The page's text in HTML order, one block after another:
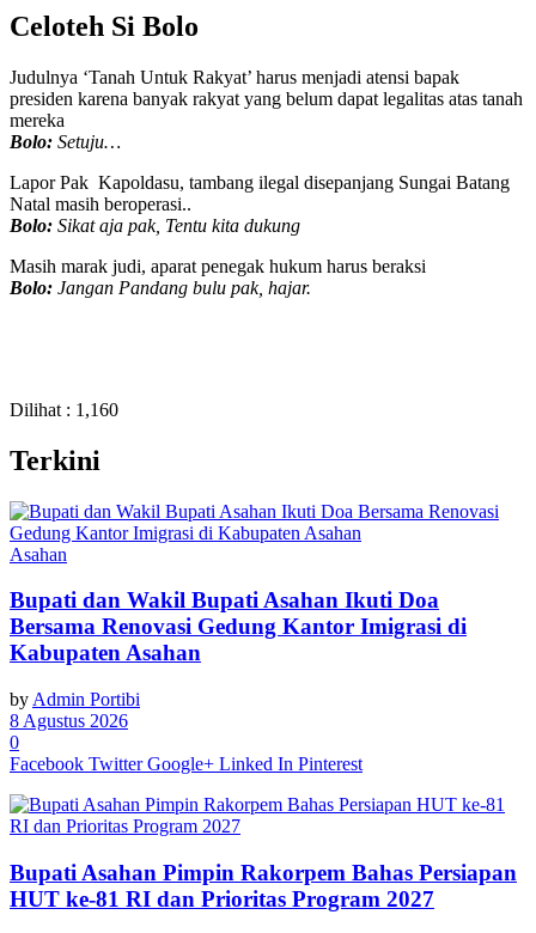
Celoteh Si Bolo
Judulnya ‘Tanah Untuk Rakyat’ harus menjadi atensi bapak
presiden karena banyak rakyat yang belum dapat legalitas atas tanah
mereka
Bolo: Setuju…
Lapor Pak Kapoldasu, tambang ilegal disepanjang Sungai Batang
Natal masih beroperasi..
Bolo: Sikat aja pak, Tentu kita dukung
Masih marak judi, aparat penegak hukum harus beraksi
Bolo: Jangan Pandang bulu pak, hajar.
Dilihat : 1,160
Terkini
Asahan
Bupati dan Wakil Bupati Asahan Ikuti Doa
Bersama Renovasi Gedung Kantor Imigrasi di
Kabupaten Asahan
by Admin Portibi
8 Agustus 2026
0
Facebook Twitter Google+ Linked In Pinterest
Bupati Asahan Pimpin Rakorpem Bahas Persiapan
HUT ke-81 RI dan Prioritas Program 2027